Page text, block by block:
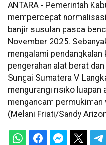
ANTARA - Pemerintah
mempercepat
banjir susulan pasca
November 2025.
mengalami pendangkalan
pengerahan alat berat
Sungai Sumatera V.
mengurangi risiko luapan
mengancam permukiman
(Melani Friati/Sandy